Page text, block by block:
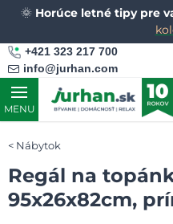
🌞 Horúce letné tipy pre
+421 323 217 700
info@jurhan.com
MENU
Nábytok
Regál na
95x26x82cm,